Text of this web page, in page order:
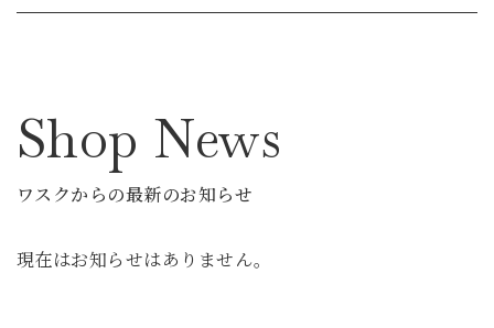
Shop News
ワスクからの最新のお知らせ
現在はお知らせはありません。